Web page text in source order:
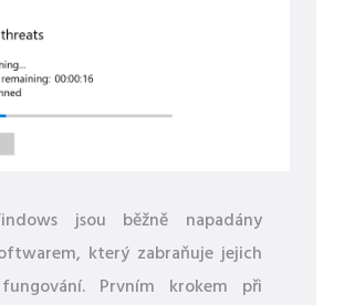
jsou běžně napadány
který zabraňuje jejich
Prvním krokem při